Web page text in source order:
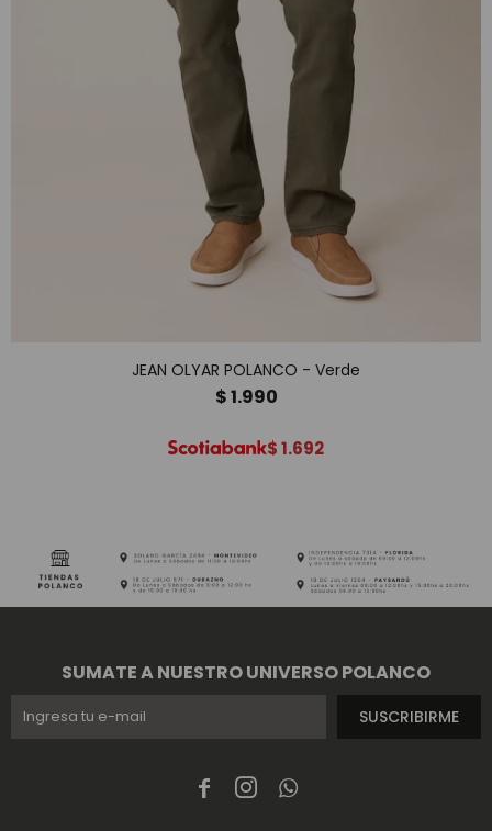
JEAN OLYAR POLANCO - Verde
$1.990
$1.692
  
SUMATE A NUESTRO UNIVERSO POLANCO
SUSCRIBIRME